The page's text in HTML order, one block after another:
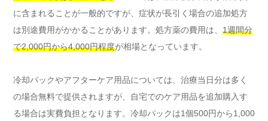
に含まれることが一般的ですが、症状が長引く場合の追加処方
は別途費用がかかることがあります。処方薬の費用は、 1週間分
で2,000円から4,000円程度が相場となっています。
冷却パックやアフターケア用品については、治療当日分は多く
の場合無料で提供されますが、自宅でのケア用品を追加購入す
る場合は実費負担となります。冷却パックは1個500円から1,000